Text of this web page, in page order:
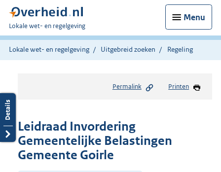
Menu
U
bent
hier:
Lokale wet- en regelgeving
Lokale wet- en regelgeving Uitgebreid zoeken Regeling
Permalink Printen
Leidraad Invordering
Gemeentelijke Belastingen
Gemeente Goirle